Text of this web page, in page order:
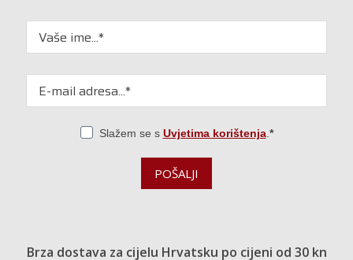
Slažem se s Uvjetima korištenja.
POŠALJI
Brza dostava za cijelu Hrvatsku po cijeni od 30 kn